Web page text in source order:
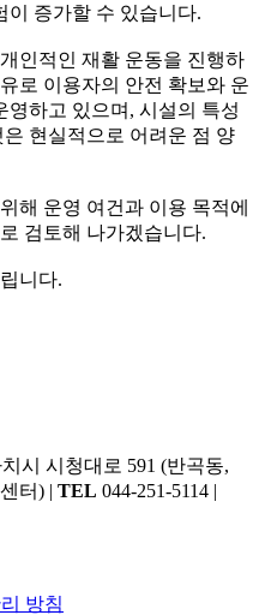
이 증가할 수 있습니다.
인적인 재활 운동을 진행하
로 이용자의 안전 확보와 운
영하고 있으며, 시설의 특성
현실적으로 어려운 점 양
해 운영 여건과 이용 목적에
검토해 나가겠습니다.
니다.
시 시청대로 591 (반곡동,
터) | TEL 044-251-5114 |
방침